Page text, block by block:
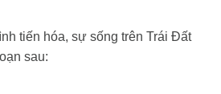
tiến hóa, sự sống trên Trái Đất
sau: